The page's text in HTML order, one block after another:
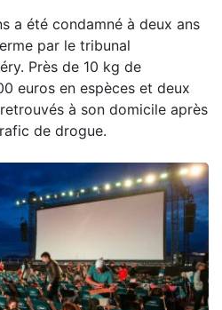
a été condamné à deux ans
par le tribunal
Près de 10 kg de
euros en espèces et deux
à son domicile après
de drogue.